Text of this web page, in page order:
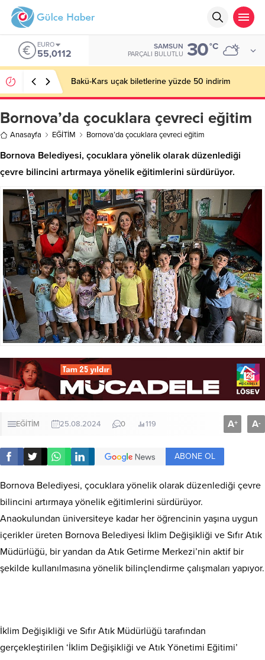
EURO
55,0112
SAMSUN
PARÇALI BULUTLU 30°C
Bakü-Kars uçak biletlerine yüzde 50 indirim
Bornova’da çocuklara çevreci eğitim
Anasayfa EĞİTİM Bornova’da çocuklara çevreci eğitim
Bornova Belediyesi, çocuklara yönelik olarak düzenlediği
çevre bilincini artırmaya yönelik eğitimlerini sürdürüyor.
EĞİTİM 25.08.2024 0 119 A+ A-
ABONE OL
Bornova Belediyesi, çocuklara yönelik olarak düzenlediği çevre
bilincini artırmaya yönelik eğitimlerini sürdürüyor.
Anaokulundan üniversiteye kadar her öğrencinin yaşına uygun
içerikler üreten Bornova Belediyesi İklim Değişikliği ve Sıfır Atık
Müdürlüğü, bir yandan da Atık Getirme Merkezi’nin aktif bir
şekilde kullanılmasına yönelik bilinçlendirme çalışmaları yapıyor.
İklim Değişikliği ve Sıfır Atık Müdürlüğü tarafından
gerçekleştirilen ‘İklim Değişikliği ve Atık Yönetimi Eğitimi’